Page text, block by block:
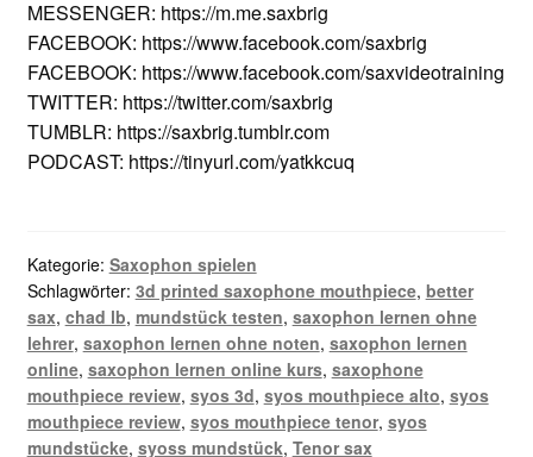
MESSENGER: https://m.me.saxbrig
FACEBOOK: https://www.facebook.com/saxbrig
FACEBOOK: https://www.facebook.com/saxvideotraining
TWITTER: https://twitter.com/saxbrig
TUMBLR: https://saxbrig.tumblr.com
PODCAST: https://tinyurl.com/yatkkcuq
Kategorie: Saxophon spielen
Schlagwörter: 3d printed saxophone mouthpiece, better
sax, chad lb, mundstück testen, saxophon lernen ohne
lehrer, saxophon lernen ohne noten, saxophon lernen
online, saxophon lernen online kurs, saxophone
mouthpiece review, syos 3d, syos mouthpiece alto, syos
mouthpiece review, syos mouthpiece tenor, syos
mundstücke, syoss mundstück, Tenor sax